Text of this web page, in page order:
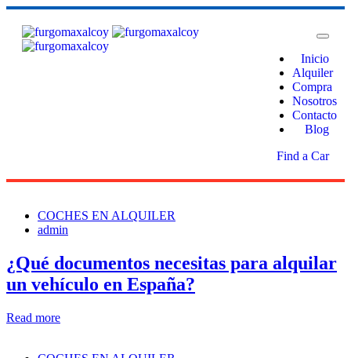
Inicio
Alquiler
Compra
Nosotros
Contacto
Blog
Find a Car
COCHES EN ALQUILER
admin
¿Qué documentos necesitas para alquilar
un vehículo en España?
Read more